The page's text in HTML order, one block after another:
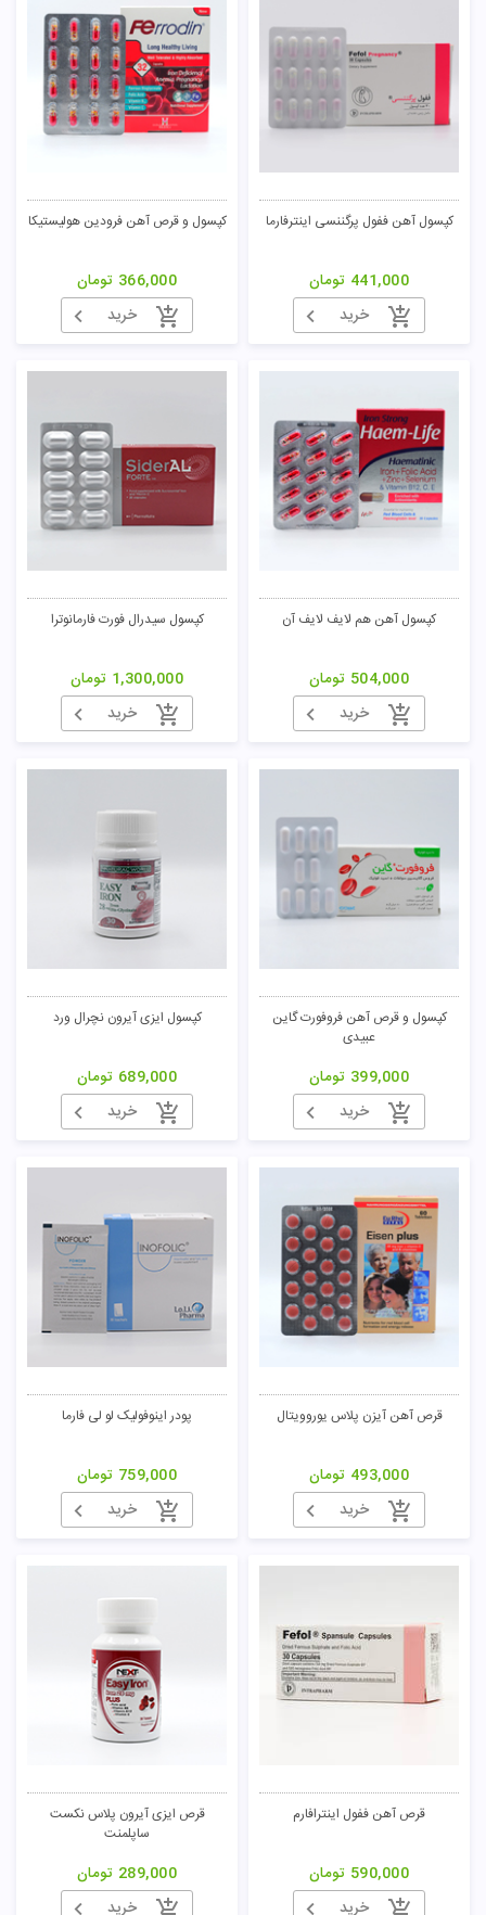
کپسول آهن ففول پرگننسی اینترفارما
441,000 تومان
خرید
کپسول و قرص آهن فرودین هولیستیکا
366,000 تومان
خرید
کپسول آهن هم لایف لایف آن
504,000 تومان
خرید
کپسول سیدرال فورت فارمانوترا
1,300,000 تومان
خرید
کپسول و قرص آهن فروفورت گاین
عبیدی
399,000 تومان
خرید
کپسول ایزی آیرون نچرال ورد
689,000 تومان
خرید
قرص آهن آیزن پلاس یوروویتال
493,000 تومان
خرید
پودر اینوفولیک لو لی فارما
759,000 تومان
خرید
قرص آهن ففول اینترافارم
590,000 تومان
خرید
قرص ایزی آیرون پلاس نکست
ساپلمنت
289,000 تومان
خرید